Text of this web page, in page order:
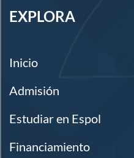
EXPLORA
Inicio
Admisión
Estudiar en Espol
Financiamiento